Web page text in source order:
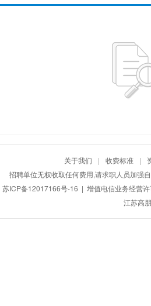
关于我们 | 收费标准 |
招聘单位无权收取任何费用,请求职人员加强
苏ICP备12017166号-16 | 增值电信业务经营
江苏高